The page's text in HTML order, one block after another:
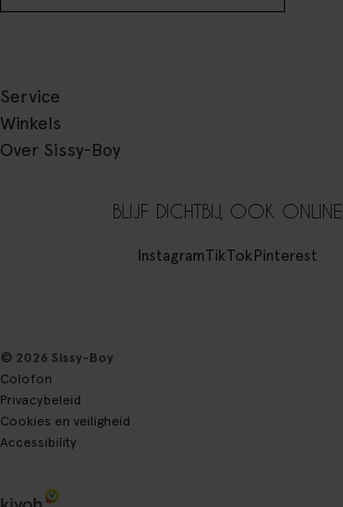
Service
Winkels
Over Sissy-Boy
BLIJF DICHTBIJ, OOK ONLINE
InstagramTikTokPinterest
© 2026 Sissy-Boy
Colofon
Privacybeleid
Cookies en veiligheid
Accessibility